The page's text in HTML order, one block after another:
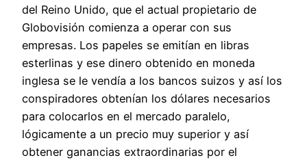
del Reino Unido, que el actual propietario de
Globovisión comienza a operar con sus
empresas. Los papeles se emitían en libras
esterlinas y ese dinero obtenido en moneda
inglesa se le vendía a los bancos suizos y así los
conspiradores obtenían los dólares necesarios
para colocarlos en el mercado paralelo,
lógicamente a un precio muy superior y así
obtener ganancias extraordinarias por el